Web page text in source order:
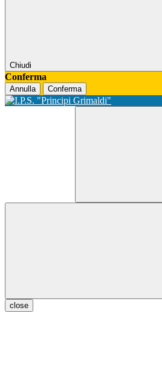
Chiudi
Conferma
Annulla Conferma
close